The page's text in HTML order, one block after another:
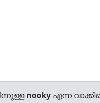
nooky എന്ന